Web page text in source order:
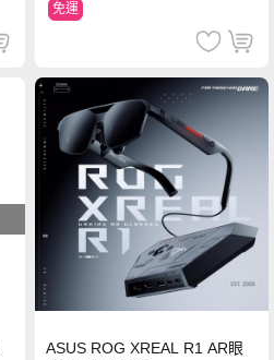
免運
ASUS ROG XREAL R1 AR眼